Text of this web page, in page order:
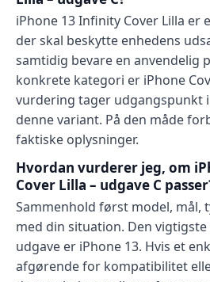
iPhone 13 Infinity Cover Lilla er
der skal beskytte enhedens
samtidig bevare en anvendelig
konkrete kategori er iPhone
vurdering tager udgangspunkt
denne variant. På den måde
faktiske oplysninger.
Hvordan vurderer jeg, om
Cover Lilla – udgave C
Sammenhold først model, mål,
med din situation. Den
udgave er iPhone 13. Hvis et
afgørende for kompatibilitet